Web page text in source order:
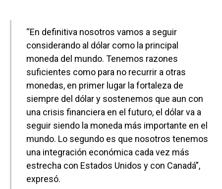
“En definitiva nosotros vamos a seguir
considerando al dólar como la principal
moneda del mundo. Tenemos razones
suficientes como para no recurrir a otras
monedas, en primer lugar la fortaleza de
siempre del dólar y sostenemos que aun con
una crisis financiera en el futuro, el dólar va a
seguir siendo la moneda más importante en el
mundo. Lo segundo es que nosotros tenemos
una integración económica cada vez más
estrecha con Estados Unidos y con Canadá”,
expresó.